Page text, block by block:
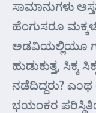
ಸಾಮಾನುಗಳು
ಹೆಂಗುಸರೂ
ಅಡವಿಯಲ್ಲಿಯೂ
ಹುಡುಕುತ್ತ, ಸಿಕ್ಕ
ನಡೆದಿದ್ದರು?
ಭಯಂಕರ